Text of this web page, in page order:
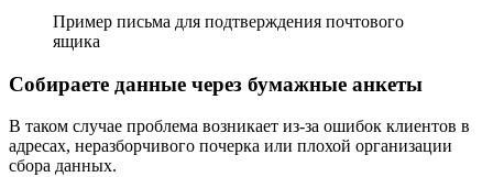
Пример письма для подтверждения почтового
ящика
Собираете данные через бумажные анкеты
В таком случае проблема возникает из-за ошибок клиентов в
адресах, неразборчивого почерка или плохой организации
сбора данных.